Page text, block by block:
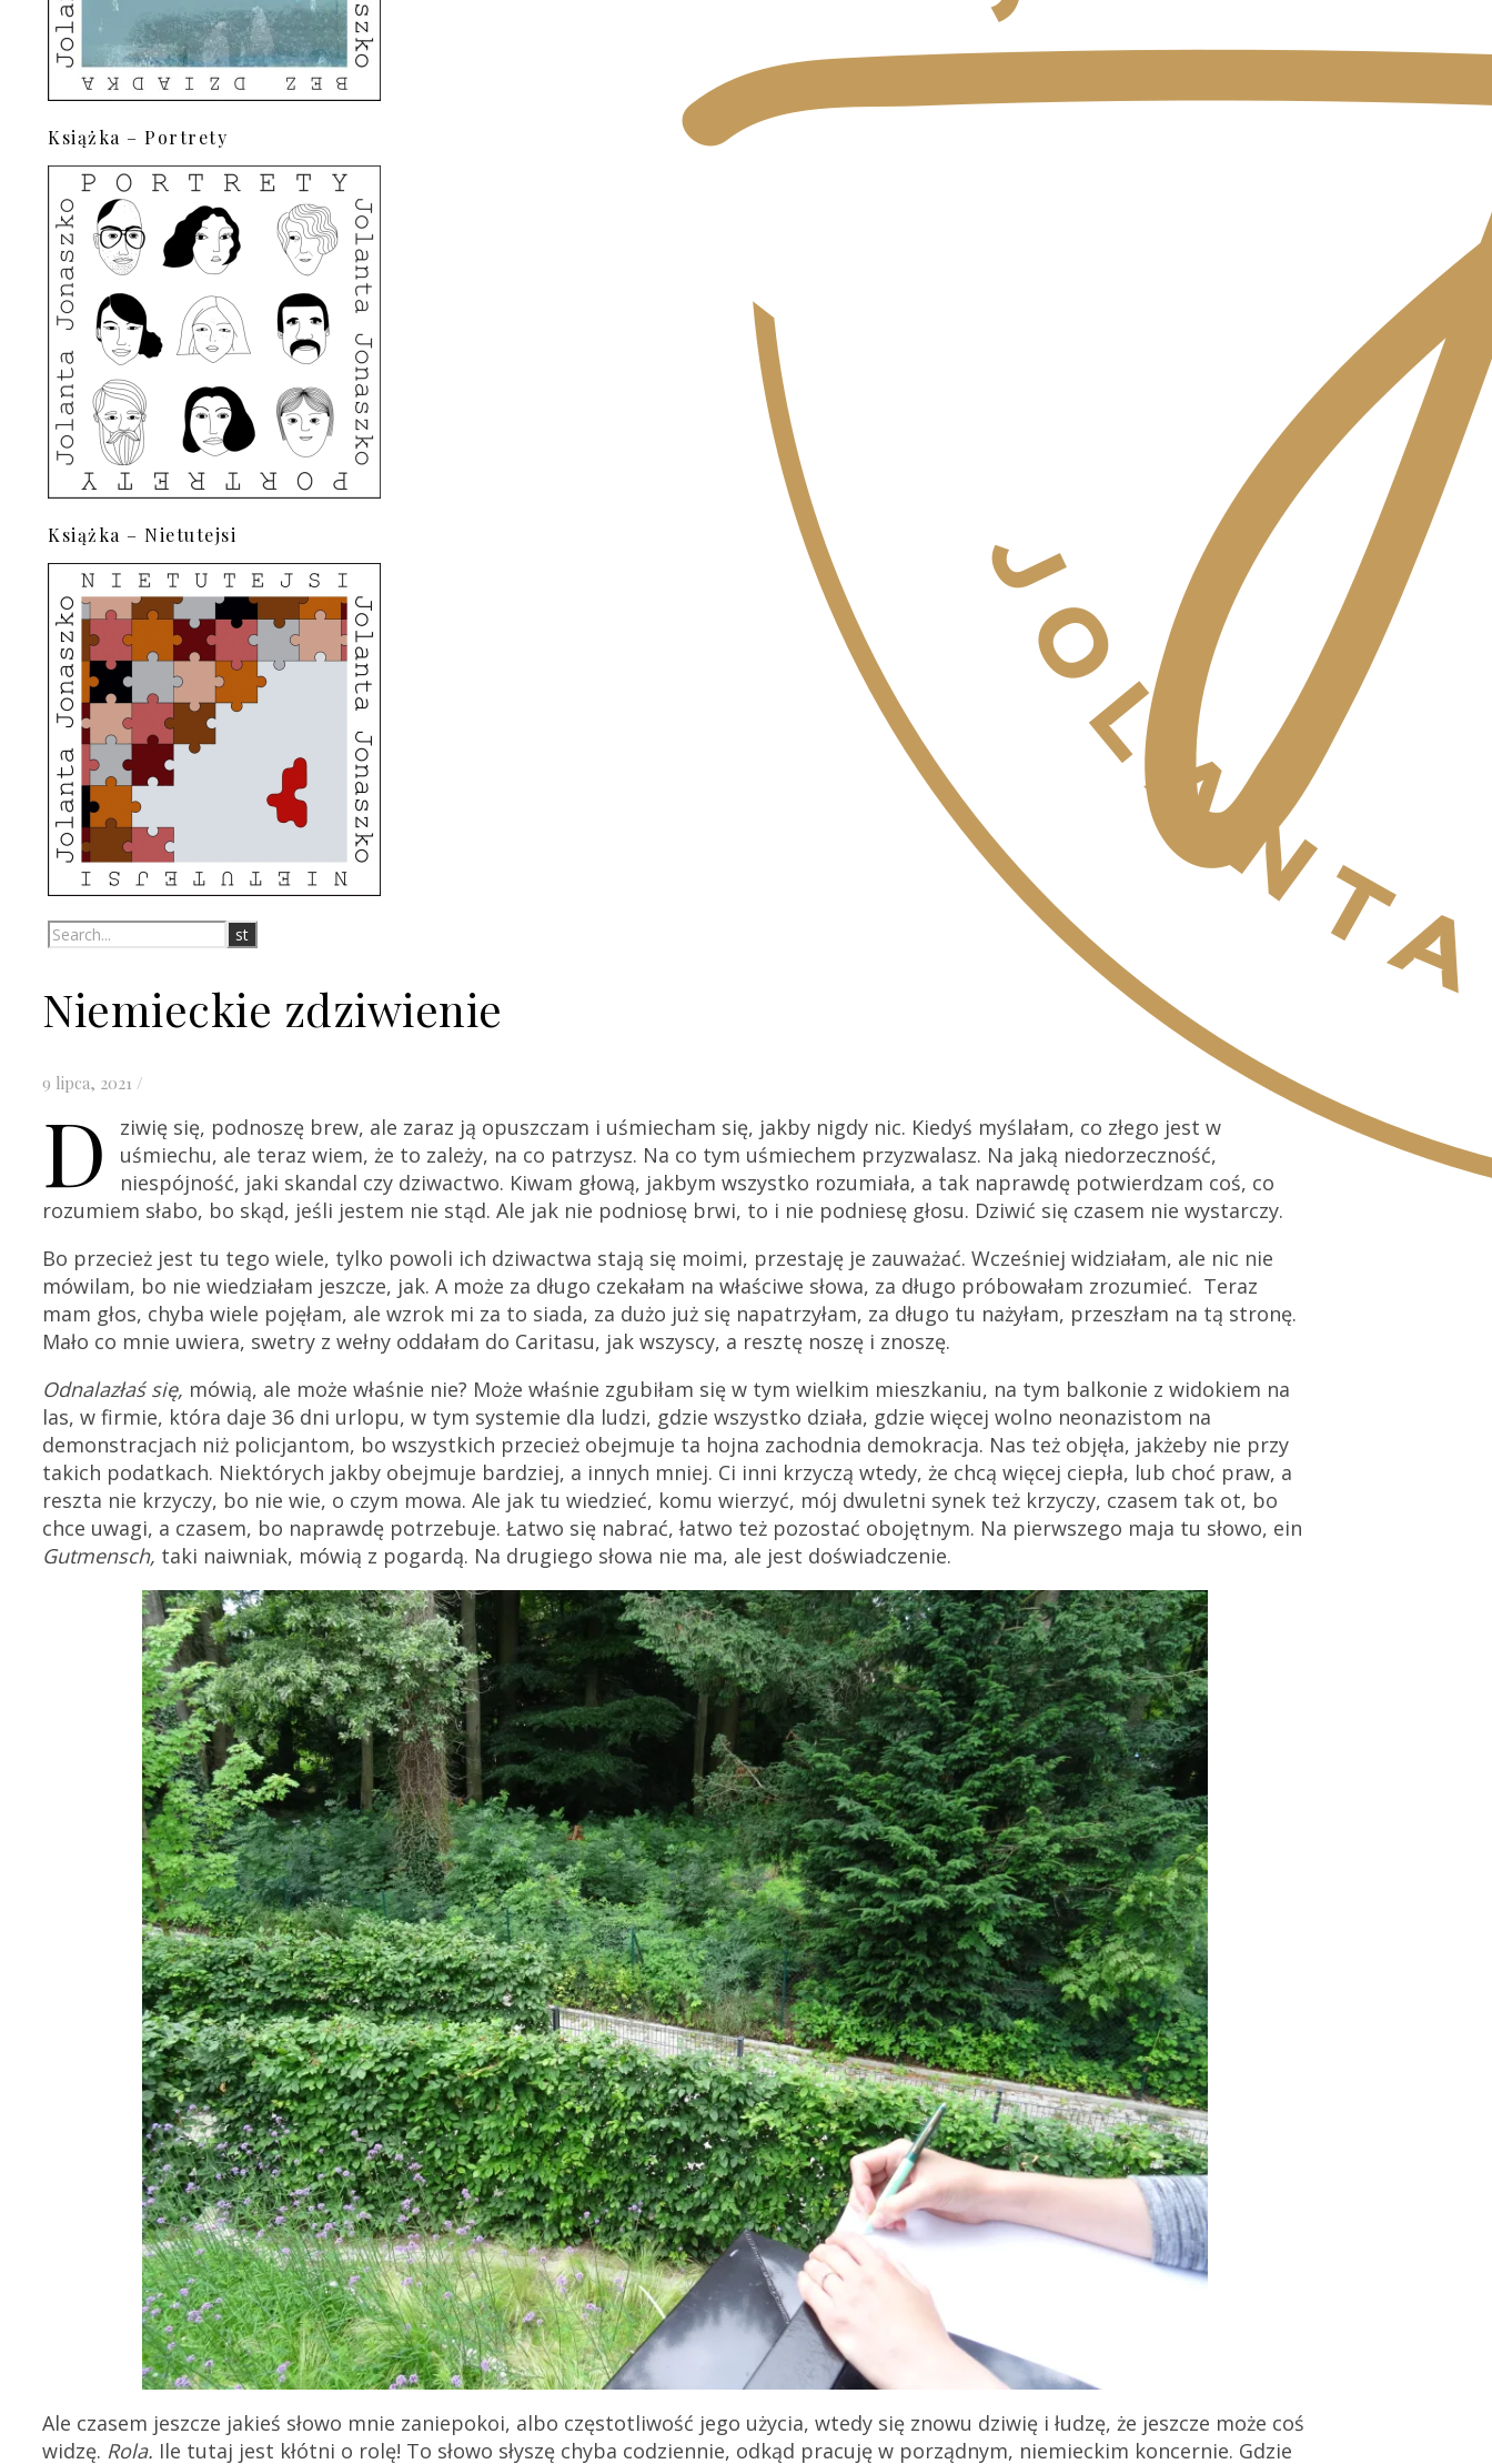
Książka – Portrety
Książka – Nietutejsi
Niemieckie zdziwienie
9 lipca, 2021 /
D
ziwię się, podnoszę brew, ale zaraz ją opuszczam i uśmiecham się, jakby nigdy nic. Kiedyś myślałam, co złego jest w
uśmiechu, ale teraz wiem, że to zależy, na co patrzysz. Na co tym uśmiechem przyzwalasz. Na jaką niedorzeczność,
niespójność, jaki skandal czy dziwactwo. Kiwam głową, jakbym wszystko rozumiała, a tak naprawdę potwierdzam coś, co
rozumiem słabo, bo skąd, jeśli jestem nie stąd. Ale jak nie podniosę brwi, to i nie podniesę głosu. Dziwić się czasem nie wystarczy.
Bo przecież jest tu tego wiele, tylko powoli ich dziwactwa stają się moimi, przestaję je zauważać. Wcześniej widziałam, ale nic nie
mówilam, bo nie wiedziałam jeszcze, jak. A może za długo czekałam na właściwe słowa, za długo próbowałam zrozumieć. Teraz
mam głos, chyba wiele pojęłam, ale wzrok mi za to siada, za dużo już się napatrzyłam, za długo tu nażyłam, przeszłam na tą stronę.
Mało co mnie uwiera, swetry z wełny oddałam do Caritasu, jak wszyscy, a resztę noszę i znoszę.
Odnalazłaś się, mówią, ale może właśnie nie? Może właśnie zgubiłam się w tym wielkim mieszkaniu, na tym balkonie z widokiem na
las, w firmie, która daje 36 dni urlopu, w tym systemie dla ludzi, gdzie wszystko działa, gdzie więcej wolno neonazistom na
demonstracjach niż policjantom, bo wszystkich przecież obejmuje ta hojna zachodnia demokracja. Nas też objęła, jakżeby nie przy
takich podatkach. Niektórych jakby obejmuje bardziej, a innych mniej. Ci inni krzyczą wtedy, że chcą więcej ciepła, lub choć praw, a
reszta nie krzyczy, bo nie wie, o czym mowa. Ale jak tu wiedzieć, komu wierzyć, mój dwuletni synek też krzyczy, czasem tak ot, bo
chce uwagi, a czasem, bo naprawdę potrzebuje. Łatwo się nabrać, łatwo też pozostać obojętnym. Na pierwszego maja tu słowo, ein
Gutmensch, taki naiwniak, mówią z pogardą. Na drugiego słowa nie ma, ale jest doświadczenie.
Ale czasem jeszcze jakieś słowo mnie zaniepokoi, albo częstotliwość jego użycia, wtedy się znowu dziwię i łudzę, że jeszcze może coś
widzę. Rola. Ile tutaj jest kłótni o rolę! To słowo słyszę chyba codziennie, odkąd pracuję w porządnym, niemieckim koncernie. Gdzie